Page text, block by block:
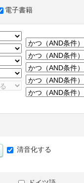
電子書籍
清音化する